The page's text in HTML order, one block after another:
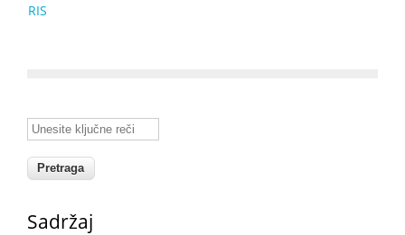
RIS
Unesite ključne reči
Sadržaj